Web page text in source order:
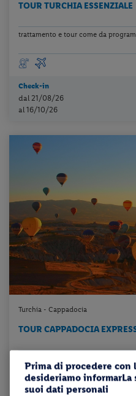
TOUR TURCHIA ESSENZIALE
trattamento e tour come da
Check-in
dal 21/08/26
al 16/10/26
Turchia - Cappadocia
TOUR CAPPADOCIA
t...Prima di procedere con
desideriamo
suoi dati personali